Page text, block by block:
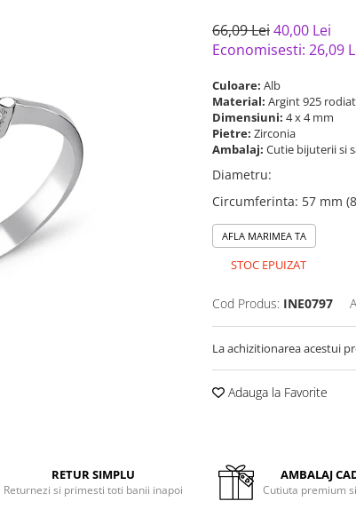
66,09 Lei40,00 Lei
Economisesti: 26,09
Culoare: Alb
Material: Argint 925
Dimensiuni: 4 x 4 mm
Pietre: Zirconia
Ambalaj: Cutie bijuterii si
Diametru:
Circumferinta: 57 mm
AFLA MARIMEA TA
STOC EPUIZAT
Cod Produs: INE0797
La achizitionarea acestui
Adauga la Favorite
RETUR SIMPLU
Returnezi si primesti toti banii inapoi
AMBALAJ
Cutiuta premium